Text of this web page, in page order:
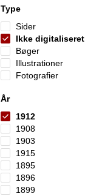
Type
Sider
Ikke digitaliseret
Bøger
Illustrationer
Fotografier
År
1912
1908
1903
1915
1895
1896
1899